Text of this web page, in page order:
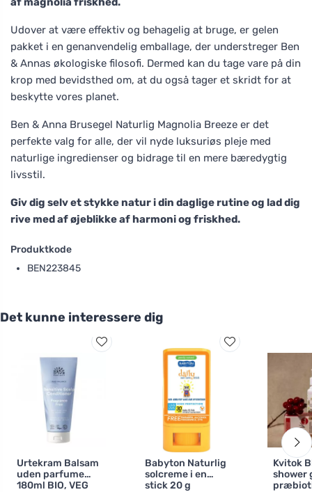
Udover at være effektiv og behagelig at bruge, er gelen
pakket i en genanvendelig emballage, der understreger Ben
& Annas økologiske filosofi. Dermed kan du tage vare på din
krop med bevidsthed om, at du også tager et skridt for at
beskytte vores planet.
Ben & Anna Brusegel Naturlig Magnolia Breeze er det
perfekte valg for alle, der vil nyde luksuriøs pleje med
naturlige ingredienser og bidrage til en mere bæredygtig
livsstil.
Giv dig selv et stykke natur i din daglige rutine og lad dig
rive med af øjeblikke af harmoni og friskhed.
Produktkode
BEN223845
Det kunne interessere dig
Urtekram Balsam
uden parfume
180ml BIO, VEG
Babyton Naturlig
solcreme i en
stick 20 g
Kvitok
shower